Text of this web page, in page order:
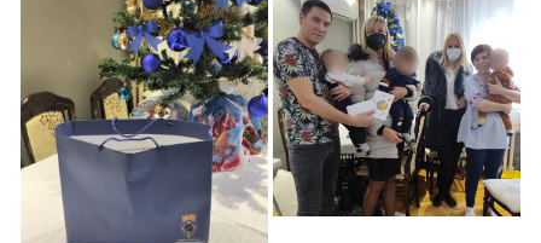
Novogodišnji Pokloni
od Opštine Zvezdara i
za Trojke Porodice
Šavija
Novogodišnji Pokloni
od Opštine Zvezdara i
za Trojke Porodice
Šavija